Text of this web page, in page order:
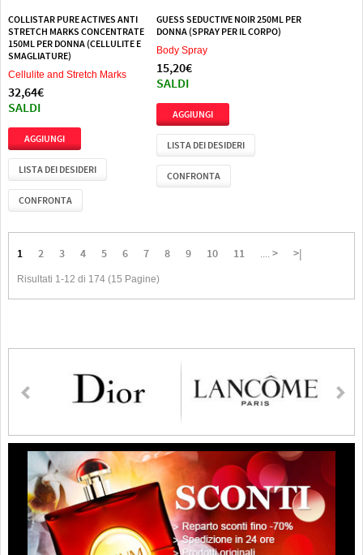
COLLISTAR PURE ACTIVES ANTI
STRETCH MARKS CONCENTRATE
150ML PER DONNA (CELLULITE E
SMAGLIATURE)
Cellulite and Stretch Marks
32,64€
SALDI
LISTA DEI DESIDERI
CONFRONTA
GUESS SEDUCTIVE NOIR 250ML PER
DONNA (SPRAY PER IL CORPO)
Body Spray
15,20€
SALDI
LISTA DEI DESIDERI
CONFRONTA
1 2 3 4 5 6 7 8 9 10 11 .... > >|
Risultati 1-12 di 174 (15 Pagine)